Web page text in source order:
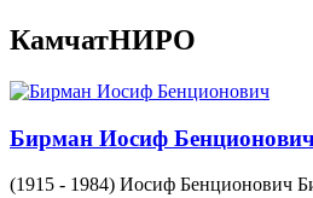
КамчатНИРО
Бирман Иосиф
(1915 - 1984) Иосиф Бенционович